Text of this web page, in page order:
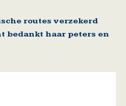
routes verzekerd
bedankt haar peters en